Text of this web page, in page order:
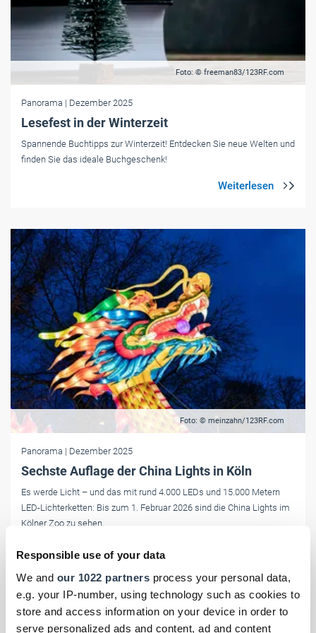
Responsible use of your data
We and our 1022 partners process your personal data,
e.g. your IP-number, using technology such as cookies to
store and access information on your device in order to
serve personalized ads and content, ad and content
Foto: © freeman83/123RF.com
Panorama | Dezember 2025
Lesefest in der ­Winterzeit
Spannende Buchtipps zur Winterzeit! Entdecken Sie neue Welten und
finden Sie das ideale Buchgeschenk!
Foto: © meinzahn/123RF.com
Panorama | Dezember 2025
Sechste Auflage der China Lights in Köln
Es werde Licht – und das mit rund 4.000 LEDs und 15.000 Metern
LED-Lichterketten: Bis zum 1. Februar 2026 sind die China Lights im
Kölner Zoo zu sehen.